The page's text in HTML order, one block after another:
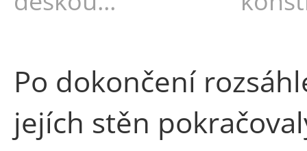
Po dokončení
jejích stěn